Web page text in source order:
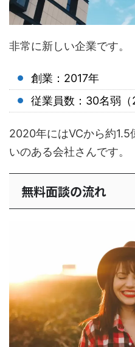
非常に新しい企業です。
創業：2017年
従業員数：30名弱（
2020年にはVCから約1.5
いのある会社さんです。
無料面談の流れ